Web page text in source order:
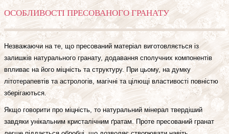
ОСОБЛИВОСТІ ПРЕСОВАНОГО ГРАНАТУ
Незважаючи на те, що пресований матеріал виготовляється із
залишків натурального гранату, додавання сполучних компонентів
впливає на його міцність та структуру. При цьому, на думку
літотерапевтів та астрологів, магічні та цілющі властивості повністю
зберігаються.
Якщо говорити про міцність, то натуральний мінерал твердіший
завдяки унікальним кристалічним ґратам. Проте пресований гранат